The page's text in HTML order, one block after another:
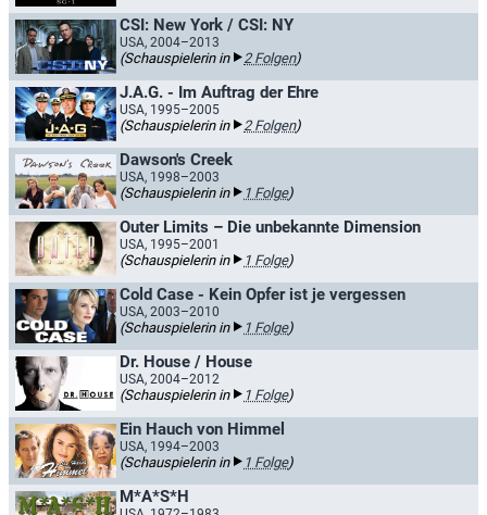
CSI: New York / CSI: NY
USA, 2004–2013
(Schauspielerin in 2 Folgen)
J.A.G. - Im Auftrag der Ehre
USA, 1995–2005
(Schauspielerin in 2 Folgen)
Dawson's Creek
USA, 1998–2003
(Schauspielerin in 1 Folge)
Outer Limits – Die unbekannte Dimension
USA, 1995–2001
(Schauspielerin in 1 Folge)
Cold Case - Kein Opfer ist je vergessen
USA, 2003–2010
(Schauspielerin in 1 Folge)
Dr. House / House
USA, 2004–2012
(Schauspielerin in 1 Folge)
Ein Hauch von Himmel
USA, 1994–2003
(Schauspielerin in 1 Folge)
M*A*S*H